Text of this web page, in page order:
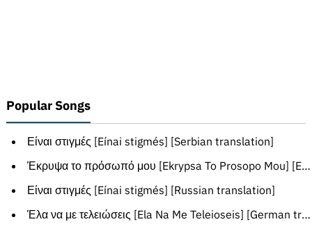
Popular Songs
Είναι στιγμές [Eínai stigmés] [Serbian translation]
Έκρυψα το πρόσωπό μου [Ekrypsa To Prosopo Mou] [English translation]
Είναι στιγμές [Eínai stigmés] [Russian translation]
Έλα να με τελειώσεις [Ela Na Me Teleioseis] [German translation]